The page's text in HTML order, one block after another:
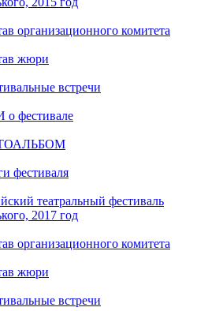
организационного комитета
жюри
встречи
фестивале
фестиваля
театральный фестиваль
2017 год
организационного комитета
жюри
встречи